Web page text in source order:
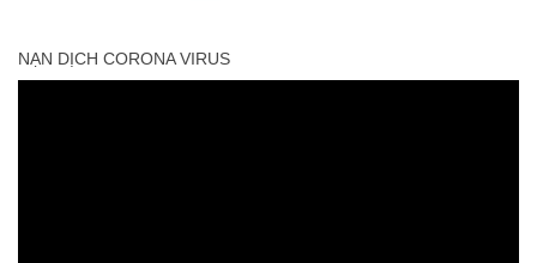
NẠN DỊCH CORONA VIRUS